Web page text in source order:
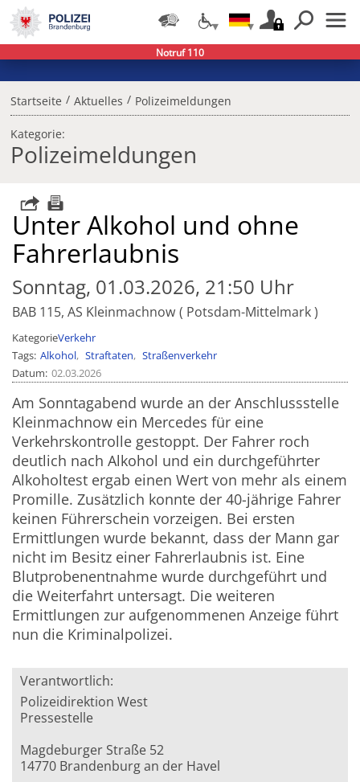
Startseite / Aktuelles / Polizeimeldungen
Kategorie:
Polizeimeldungen
Unter Alkohol und ohne
Fahrerlaubnis
Sonntag, 01.03.2026, 21:50 Uhr
BAB 115, AS Kleinmachnow Potsdam-Mittelmark
KategorieVerkehr
Tags Alkohol Straftaten
Straßenverkehr
Datum 02.03.2026
Am Sonntagabend wurde an der Anschlussstelle
Kleinmachnow ein Mercedes für eine
Verkehrskontrolle gestoppt. Der Fahrer roch
deutlich nach Alkohol und ein durchgeführter
Alkoholtest ergab einen Wert von mehr als einem
Promille. Zusätzlich konnte der 40-jährige Fahrer
keinen Führerschein vorzeigen. Bei ersten
Ermittlungen wurde bekannt, dass der Mann gar
nicht im Besitz einer Fahrerlaubnis ist. Eine
Blutprobenentnahme wurde durchgeführt und
die Weiterfahrt untersagt. Die weiteren
Ermittlungen zur aufgenommenen Anzeige führt
nun die Kriminalpolizei.
Verantwortlich:
Polizeidirektion West
Pressestelle
Magdeburger Straße 52
14770 Brandenburg an der Havel
Notruf 110